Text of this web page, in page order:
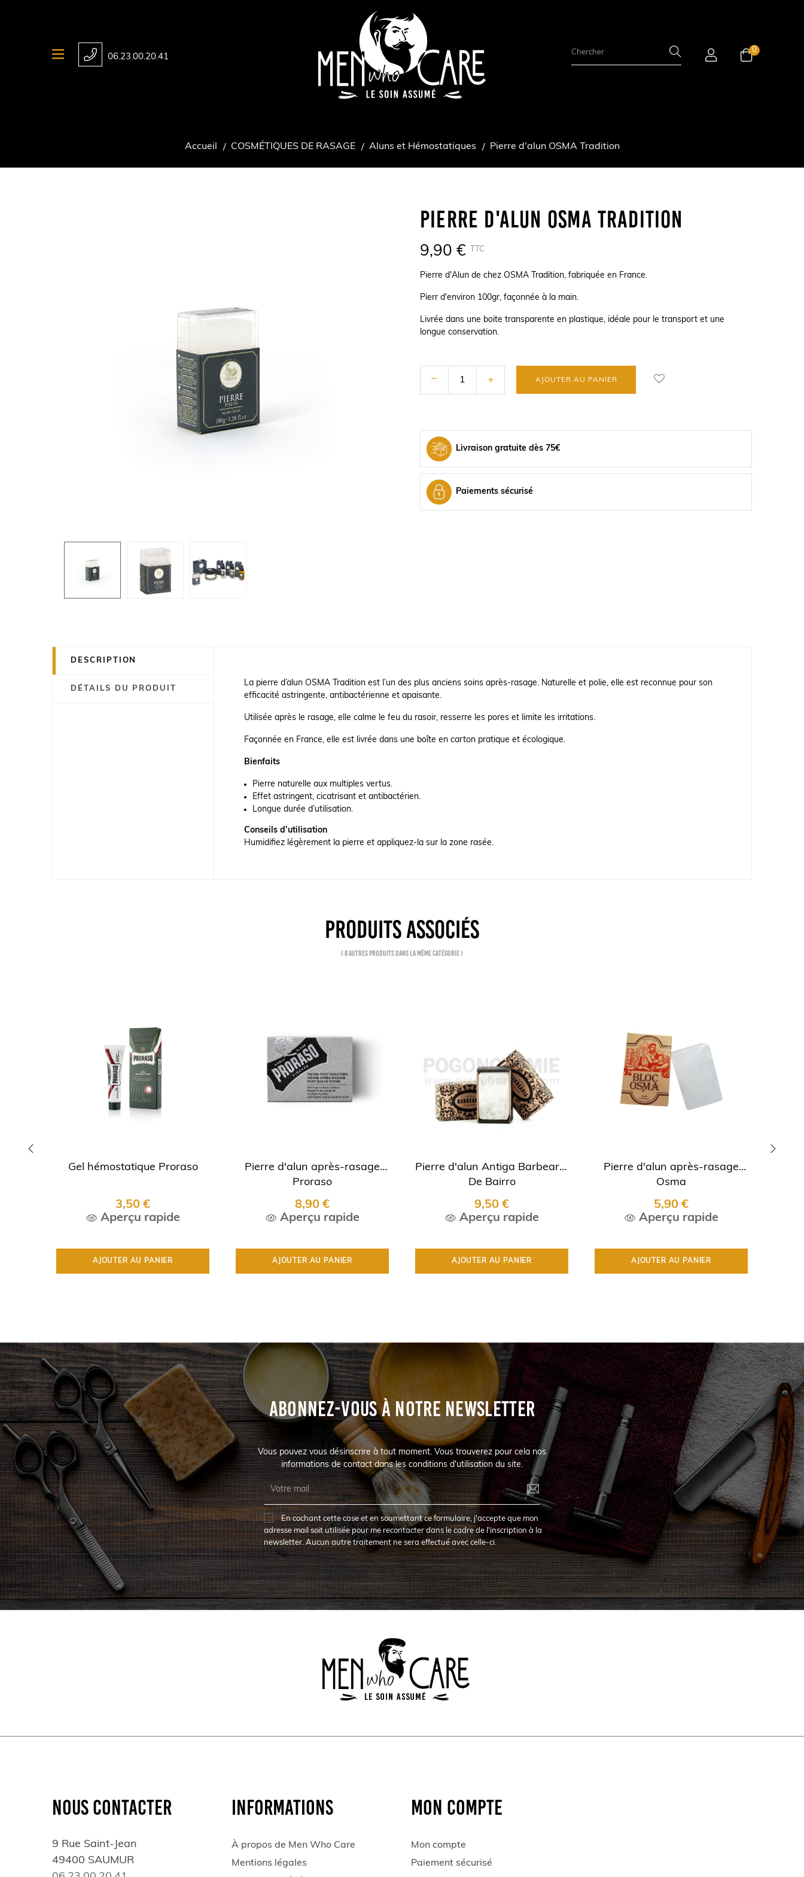
06.23.00.20.41
0
Accueil COSMÉTIQUES DE RASAGE Aluns et Hémostatiques Pierre d'alun OSMA Tradition
Pierre D'alun OSMA Tradition
9,90 € TTC
Pierre d'Alun de chez OSMA Tradition, fabriquée en France.
Pierr d'environ 100gr, façonnée à la main.
Livrée dans une boite transparente en plastique, idéale pour le transport et une
longue conservation.
AJOUTER AU PANIER
Livraison gratuite dès 75€
Paiements sécurisé
DESCRIPTION
DÉTAILS DU PRODUIT
La pierre d’alun OSMA Tradition est l’un des plus anciens soins après-rasage. Naturelle et polie, elle est reconnue pour son
efficacité astringente, antibactérienne et apaisante.
Utilisée après le rasage, elle calme le feu du rasoir, resserre les pores et limite les irritations.
Façonnée en France, elle est livrée dans une boîte en carton pratique et écologique.
Bienfaits
Pierre naturelle aux multiples vertus.
Effet astringent, cicatrisant et antibactérien.
Longue durée d’utilisation.
Conseils d’utilisation
Humidifiez légèrement la pierre et appliquez-la sur la zone rasée.
PRODUITS ASSOCIÉS
( 8 autres produits dans la même catégorie )
Gel hémostatique Proraso
3,50 €
Aperçu rapide
AJOUTER AU PANIER
Pierre d'alun après-rasage
Proraso
8,90 €
Aperçu rapide
AJOUTER AU PANIER
Pierre d'alun Antiga Barbearia
De Bairro
9,50 €
Aperçu rapide
AJOUTER AU PANIER
Pierre d'alun après-rasage
Osma
5,90 €
Aperçu rapide
AJOUTER AU PANIER
ABONNEZ-VOUS À NOTRE NEWSLETTER
Vous pouvez vous désinscrire à tout moment. Vous trouverez pour cela nos
informations de contact dans les conditions d'utilisation du site.
En cochant cette case et en soumettant ce formulaire, j'accepte que mon
adresse mail soit utilisée pour me recontacter dans le cadre de l'inscription à la
newsletter. Aucun autre traitement ne sera effectué avec celle-ci.
NOUS CONTACTER
9 Rue Saint-Jean
49400 SAUMUR
INFORMATIONS
À propos de Men Who Care
Mentions légales
MON COMPTE
Mon compte
Paiement sécurisé